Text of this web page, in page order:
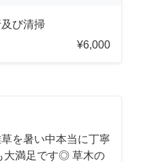
び清掃
¥6,000
を暑い中本当に丁寧
大満足です◎ 草木の